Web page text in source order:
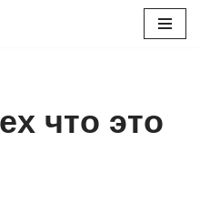
что это